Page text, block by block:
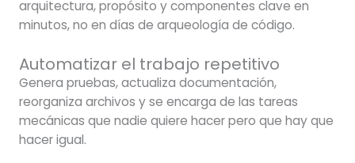
arquitectura, propósito y componentes clave en
minutos, no en días de arqueología de código.
Automatizar el trabajo repetitivo
Genera pruebas, actualiza documentación,
reorganiza archivos y se encarga de las tareas
mecánicas que nadie quiere hacer pero que hay que
hacer igual.